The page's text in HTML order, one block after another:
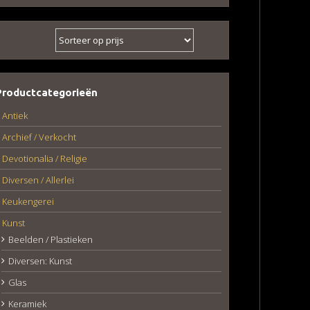
Antiek
Archief / Verkocht
Devotionalia / Religie
Diversen / Allerlei
Keukengerei
Kunst
Beelden / Plastieken
Diversen: Kunst
Glas
Keramiek